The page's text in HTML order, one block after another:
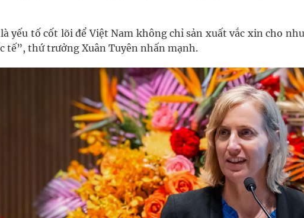
yếu tố cốt lõi để Việt Nam không chỉ sản xuất vắc xin cho
tế”, thứ trưởng Xuân Tuyên nhấn mạnh.